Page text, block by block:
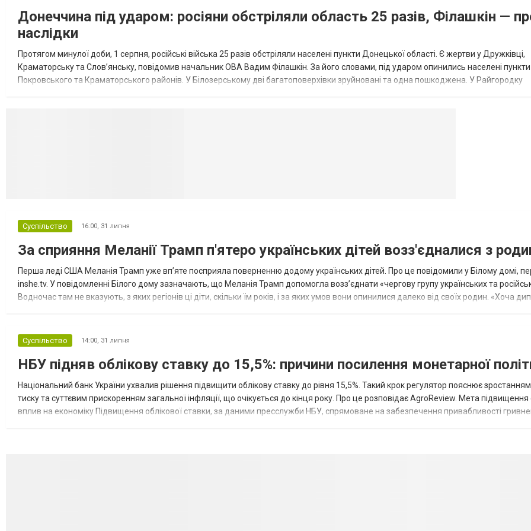
Донеччина під ударом: росіяни обстріляли область 25 разів, Філашкін —
наслідки
Протягом минулої доби, 1 серпня, російські війська 25 разів обстріляли населені пункти Донецької області. Є жертви у Дружківці,
Краматорську та Слов’янську, повідомив начальник ОВА Вадим Філашкін. За його словами, під ударом опинились населені пункти
Покровського та Краматорського районів. У Білозерському дві багатоповерхівки зруйновані та одна пошкоджена. У Райгородку
Суспільство 16:00, 31 липня
За сприяння Меланії Трамп п'ятеро українських дітей возз'єдналися з
Перша леді США Меланія Трамп уже впʼяте посприяла поверненню додому українських дітей. Про це повідомили у Білому домі,
inshe.tv. У повідомленні Білого дому зазначають, що Меланія Трамп допомогла возз’єднати «чергову групу українських та
Водночас там не вказують, з яких регіонів ці діти, скільки їм років, і за яких умов вони опинилися далеко від своїх родин. «Хоча
Суспільство 14:00, 31 липня
НБУ підняв облікову ставку до 15,5%: причини посилення монетарної
Національний банк України ухвалив рішення підвищити облікову ставку до рівня 15,5%. Такий крок регулятор пояснює
тиску та суттєвим прискоренням загальної інфляції, що очікується до кінця року. Про це розповідає AgroReview. Мета підвищення
вплив на економіку Підвищення облікової ставки, за даними пресслужби НБУ, спрямоване на забезпечення привабливості